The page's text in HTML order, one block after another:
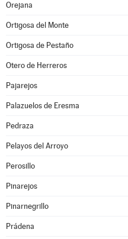
Orejana
Ortigosa del Monte
Ortigosa de Pestaño
Otero de Herreros
Pajarejos
Palazuelos de Eresma
Pedraza
Pelayos del Arroyo
Perosillo
Pinarejos
Pinarnegrillo
Prádena